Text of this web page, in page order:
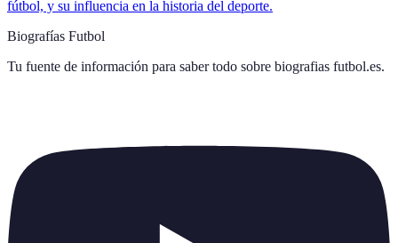
fútbol, y su influencia en la historia del deporte.
Biografías Futbol
Tu fuente de información para saber todo sobre biografias futbol.es.